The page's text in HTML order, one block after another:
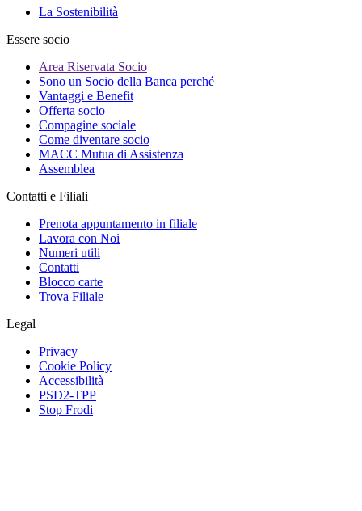
La Sostenibilità
Essere socio
Area Riservata Socio
Sono un Socio della Banca perché
Vantaggi e Benefit
Offerta socio
Compagine sociale
Come diventare socio
MACC Mutua di Assistenza
Assemblea
Contatti e Filiali
Prenota appuntamento in filiale
Lavora con Noi
Numeri utili
Contatti
Blocco carte
Trova Filiale
Legal
Privacy
Cookie Policy
Accessibilità
PSD2-TPP
Stop Frodi